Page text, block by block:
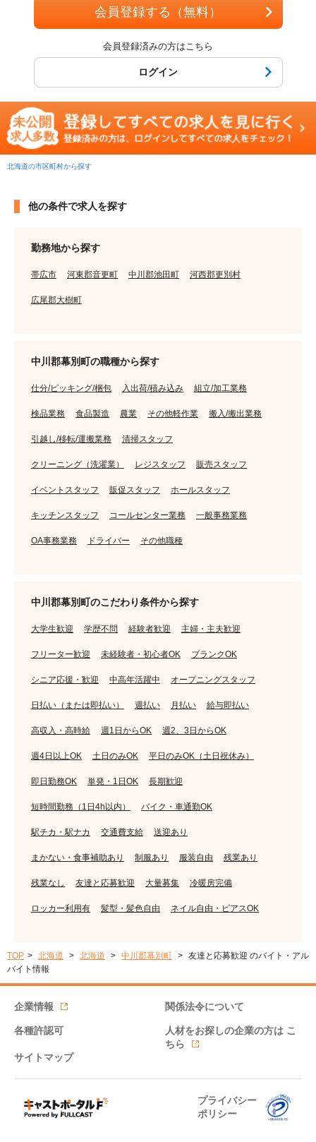
会員登録する（無料）
会員登録済みの方はこちら
ログイン
北海道の市区町村から探す
他の条件で求人を探す
勤務地から探す
帯広市 河東郡音更町 中川郡池田町 河西郡更別村
広尾郡大樹町
中川郡幕別町の職種から探す
仕分/ピッキング/梱包 入出荷/積み込み 組立/加工業務
検品業務 食品製造 農業 その他軽作業 搬入/搬出業務
引越し/移転/運搬業務 清掃スタッフ
クリーニング（洗濯業） レジスタッフ 販売スタッフ
イベントスタッフ 販促スタッフ ホールスタッフ
キッチンスタッフ コールセンター業務 一般事務業務
OA事務業務 ドライバー その他職種
中川郡幕別町のこだわり条件から探す
大学生歓迎 学歴不問 経験者歓迎 主婦・主夫歓迎
フリーター歓迎 未経験者・初心者OK ブランクOK
シニア応援・歓迎 中高年活躍中 オープニングスタッフ
日払い（または即払い） 週払い 月払い 給与即払い
高収入・高時給 週1日からOK 週2、3日からOK
週4日以上OK 土日のみOK 平日のみOK（土日祝休み）
即日勤務OK 単発・1日OK 長期歓迎
短時間勤務（1日4h以内） バイク・車通勤OK
駅チカ・駅ナカ 交通費支給 送迎あり
まかない・食事補助あり 制服あり 服装自由 残業あり
残業なし 友達と応募歓迎 大量募集 冷暖房完備
ロッカー利用有 髪型・髪色自由 ネイル自由・ピアスOK
TOP 北海道 北海道 中川郡幕別町
友達と応募歓迎 のバイト・アル
バイト情報
企業情報 関係法令について
各種許認可 人材をお探しの企業の方は こ
ちら
サイトマップ
プライバシー
ポリシー